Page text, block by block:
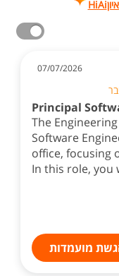
HiAi
07/07/2026
Principal
The
Software
office, focusing
In this role, you
מועמדות